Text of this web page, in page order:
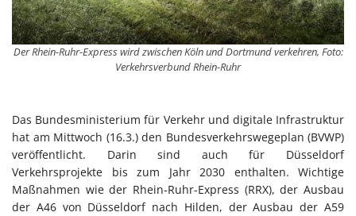
Der Rhein-Ruhr-Express wird zwischen Köln und Dortmund verkehren, Foto:
Verkehrsverbund Rhein-Ruhr
Das Bundesministerium für Verkehr und digitale Infrastruktur
hat am Mittwoch (16.3.) den Bundesverkehrswegeplan (BVWP)
veröffentlicht. Darin sind auch für Düsseldorf
Verkehrsprojekte bis zum Jahr 2030 enthalten. Wichtige
Maßnahmen wie der Rhein-Ruhr-Express (RRX), der Ausbau
der A46 von Düsseldorf nach Hilden, der Ausbau der A59